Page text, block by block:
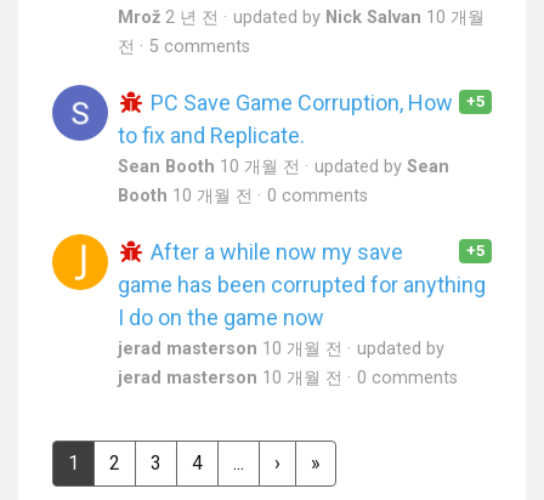
Mrož 2 년 전 updated by Nick Salvan 10 개월
전
5 comments
+5
PC Save Game Corruption, How
to fix and Replicate.
Sean Booth 10 개월 전 updated by Sean
Booth 10 개월 전 0 comments
+5
After a while now my save
game has been corrupted for anything
I do on the game now
jerad masterson 10 개월 전
updated by
jerad masterson 10 개월 전 0 comments
1 2 3 4 ... › »